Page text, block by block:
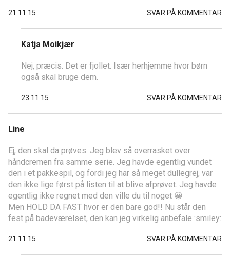
21.11.15 SVAR PÅ KOMMENTAR
Katja Moikjær
Nej, præcis. Det er fjollet. Især herhjemme hvor børn
også skal bruge dem.
23.11.15 SVAR PÅ KOMMENTAR
Line
Ej, den skal da prøves. Jeg blev så overrasket over
håndcremen fra samme serie. Jeg havde egentlig vundet
den i et pakkespil, og fordi jeg har så meget dullegrej, var
den ikke lige først på listen til at blive afprøvet. Jeg havde
egentlig ikke regnet med den ville du til noget 😀
Men HOLD DA FAST hvor er den bare god!! Nu står den
fest på badeværelset, den kan jeg virkelig anbefale :smiley:
21.11.15 SVAR PÅ KOMMENTAR